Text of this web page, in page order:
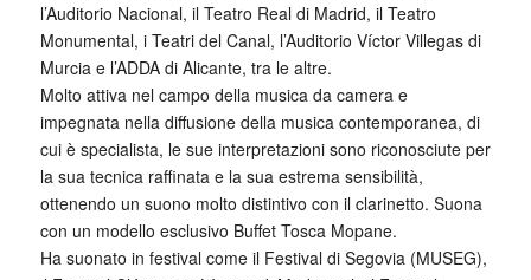
l’Auditorio Nacional, il Teatro Real di Madrid, il Teatro
Monumental, i Teatri del Canal, l’Auditorio Víctor Villegas di
Murcia e l’ADDA di Alicante, tra le altre.
Molto attiva nel campo della musica da camera e
impegnata nella diffusione della musica contemporanea, di
cui è specialista, le sue interpretazioni sono riconosciute per
la sua tecnica raffinata e la sua estrema sensibilità,
ottenendo un suono molto distintivo con il clarinetto. Suona
con un modello esclusivo Buffet Tosca Mopane.
Ha suonato in festival come il Festival di Segovia (MUSEG),